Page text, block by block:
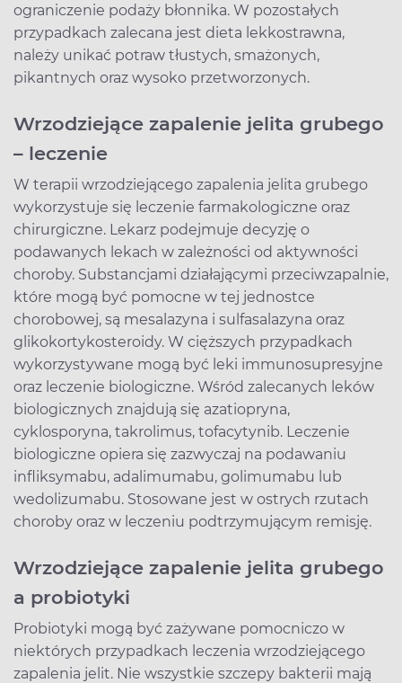
ograniczenie podaży błonnika. W pozostałych
przypadkach zalecana jest dieta lekkostrawna,
należy unikać potraw tłustych, smażonych,
pikantnych oraz wysoko przetworzonych.
Wrzodziejące zapalenie jelita grubego
– leczenie
W terapii wrzodziejącego zapalenia jelita grubego
wykorzystuje się leczenie farmakologiczne oraz
chirurgiczne. Lekarz podejmuje decyzję o
podawanych lekach w zależności od aktywności
choroby. Substancjami działającymi przeciwzapalnie,
które mogą być pomocne w tej jednostce
chorobowej, są mesalazyna i sulfasalazyna oraz
glikokortykosteroidy. W cięższych przypadkach
wykorzystywane mogą być leki immunosupresyjne
oraz leczenie biologiczne. Wśród zalecanych leków
biologicznych znajdują się azatiopryna,
cyklosporyna, takrolimus, tofacytynib. Leczenie
biologiczne opiera się zazwyczaj na podawaniu
infliksymabu, adalimumabu, golimumabu lub
wedolizumabu. Stosowane jest w ostrych rzutach
choroby oraz w leczeniu podtrzymującym remisję.
Wrzodziejące zapalenie jelita grubego
a probiotyki
Probiotyki mogą być zażywane pomocniczo w
niektórych przypadkach leczenia wrzodziejącego
zapalenia jelit. Nie wszystkie szczepy bakterii mają